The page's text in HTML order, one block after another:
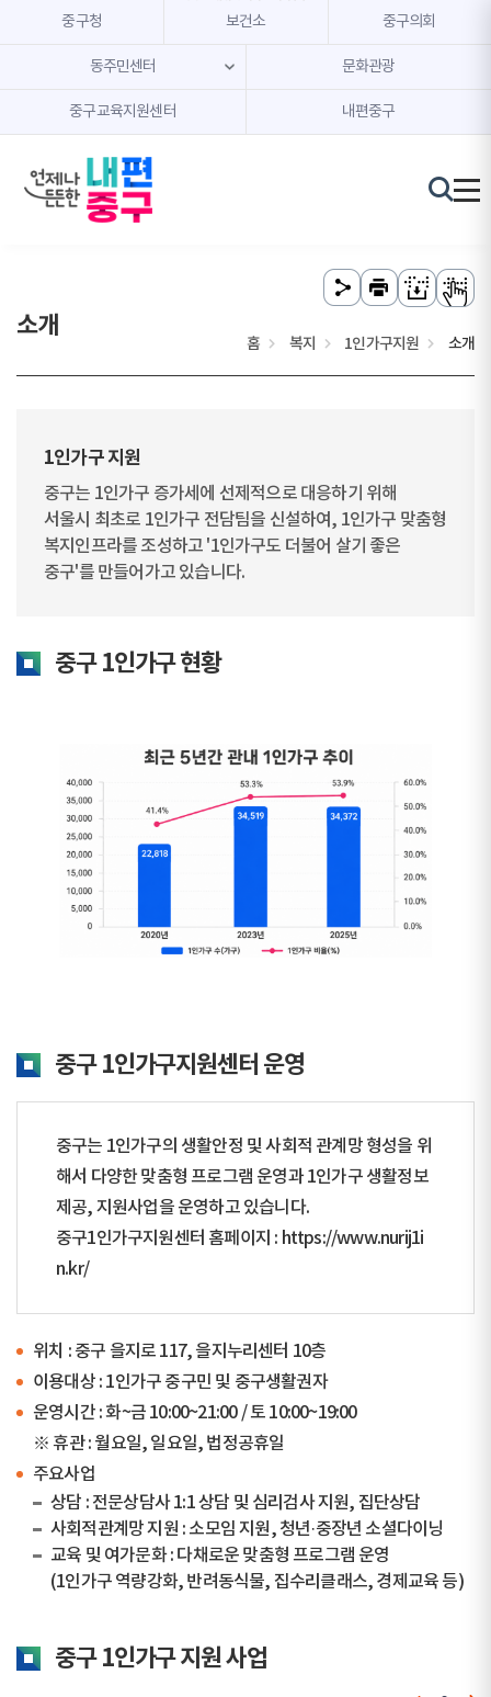
본문 내용 바로가기
주메뉴 바로가기
중구청 보건소 중구의회
동주민센터 문화관광
중구교육지원센터 내편중구
소개
홈 복지 1인가구지원 소개
1인가구 지원
중구는 1인가구 증가세에 선제적으로 대응하기 위해
서울시 최초로 1인가구 전담팀을 신설하여, 1인가구 맞춤형
복지인프라를 조성하고 '1인가구도 더불어 살기 좋은
중구'를 만들어가고 있습니다.
중구 1인가구 현황
중구 1인가구지원센터 운영
중구는 1인가구의 생활안정 및 사회적 관계망 형성을 위
해서 다양한 맞춤형 프로그램 운영과 1인가구 생활정보
제공, 지원사업을 운영하고 있습니다.
중구1인가구지원센터 홈페이지 : https://www.nurij1i
n.kr/
위치 : 중구 을지로 117, 을지누리센터 10층
이용대상 : 1인가구 중구민 및 중구생활권자
운영시간 : 화~금 10:00~21:00 / 토 10:00~19:00
※ 휴관 : 월요일, 일요일, 법정공휴일
주요사업
상담 : 전문상담사 1:1 상담 및 심리검사 지원, 집단상담
사회적관계망 지원 : 소모임 지원, 청년·중장년 소셜다이닝
교육 및 여가문화 : 다채로운 맞춤형 프로그램 운영
(1인가구 역량강화, 반려동식물, 집수리클래스, 경제교육 등)
중구 1인가구 지원 사업